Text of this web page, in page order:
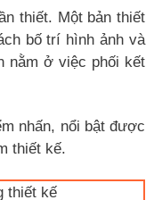
thiết. Một bản thiết
bố trí hình ảnh và
nằm ở việc phối kết
nhấn, nổi bật được
thiết kế.